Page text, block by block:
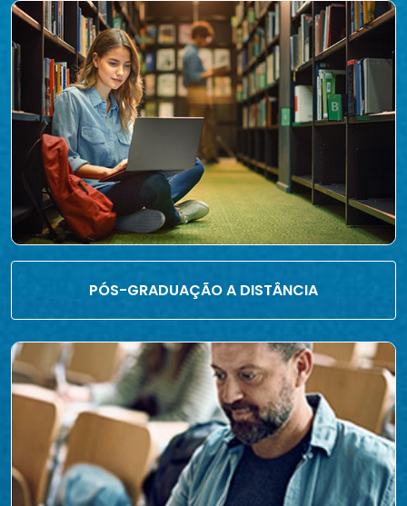
PÓS-GRADUAÇÃO A DISTÂNCIA